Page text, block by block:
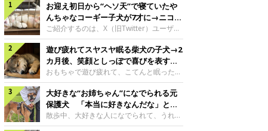
お迎え初日から“ヘソ天”で寝ていたや
んちゃなコーギー子犬が7才に→ニコニ
コ“コーギースマイル”が魅力のコに成
長！
ご紹介するのは、X（旧Twitter）ユーザー
＠Kus1oKg2vsgdWS2さんの愛犬でウェル
シュ・コーギー・ペンブロークの神楽ちゃ
ん。今年の8月で7才になるという神楽ちゃ
んですが、いったいどんな子犬時代を過ご
したのでしょうか。今回は、神楽ちゃんの
成長を飼い主さんと振り返ります！神楽ち
ゃんの成長について聞いた！お迎えから数
日後の神楽ちゃん（撮影時生後2カ月）＠
Kus1oKg2vsgdWS2――お迎え当初の神楽
遊び疲れてスヤスヤ眠る柴犬の子犬→2
カ月後、笑顔としっぽで喜びを表すコ
に成長！
おもちゃで遊び疲れて、こてんと眠った子
犬。あれから2カ月、表情や行動にさまざ
まな変化が見られるようになりました。遊
び疲れて眠る生後2カ月のなっちゃん遊び
疲れた様子のなっちゃん。@Pkndg_紹介
するのは、X（旧Twitter）ユーザー
大好きな“お姉ちゃん”になでられる元
保護犬 「本当に好きなんだな」と感
じる表情にほっこり
散歩中、大好きな人になでられて、うれし
そうな表情を見せる元保護犬。甘えるよう